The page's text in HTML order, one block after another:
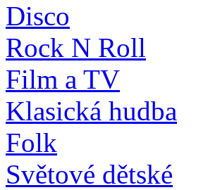
Disco
Rock N Roll
Film a TV
Klasická hudba
Folk
Světové dětské